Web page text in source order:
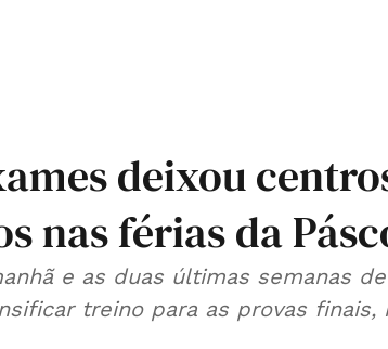
deixou
nas férias da
e as duas últimas semanas de
treino para as provas finais,